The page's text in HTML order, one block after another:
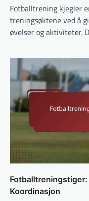
Fotballtrening kjegler
treningsøktene ved å
øvelser og aktiviteter.
Koordinasjon